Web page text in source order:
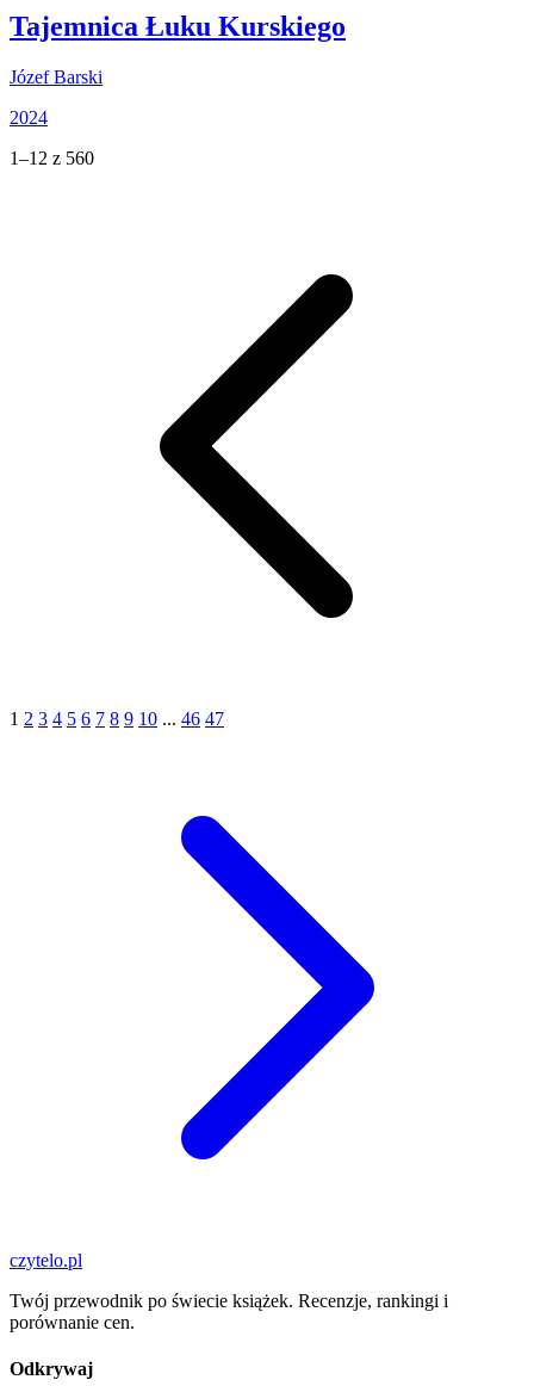
Tajemnica Łuku Kurskiego
Józef Barski
2024
1–12 z 560
1 2 3 4 5 6 7 8 9 10 ... 46 47
czytelo.pl
Twój przewodnik po świecie książek. Recenzje, rankingi i
porównanie cen.
Odkrywaj